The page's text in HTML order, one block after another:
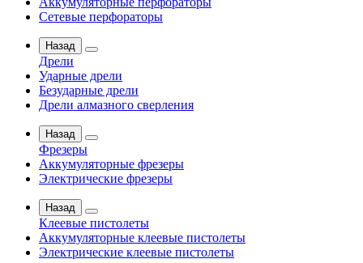
Сетевые перфораторы
Назад
Дрели
Ударные дрели
Безударные дрели
Дрели алмазного сверления
Назад
Фрезеры
Аккумуляторные фрезеры
Электрические фрезеры
Назад
Клеевые пистолеты
Аккумуляторные клеевые пистолеты
Электрические клеевые пистолеты